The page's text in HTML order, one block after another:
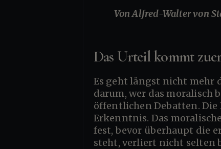
Von Alfred-Walter von
Das Urteil kommt
Es geht längst nicht mehr darum, wer die besseren Argumente hat. Es geht in meinen Augen nur noch
darum, wer das moralisch
öffentlichen Debatten.
Erkenntnis. Das
fest, bevor überhaupt die
steht, verliert nicht selten